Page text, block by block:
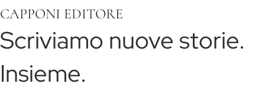
CAPPONI EDITORE
Scriviamo nuove storie.
Insieme.